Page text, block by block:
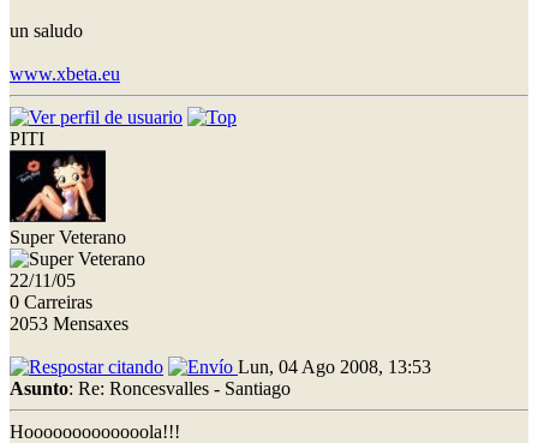
un saludo
www.xbeta.eu
PITI
Super Veterano
22/11/05
0 Carreiras
2053 Mensaxes
Lun, 04 Ago 2008, 13:53
Asunto: Re: Roncesvalles - Santiago
Hooooooooooooola!!!